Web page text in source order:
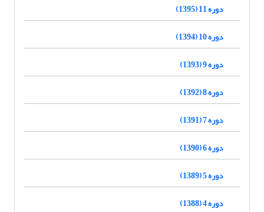
دوره 11 (1395)
دوره 10 (1394)
دوره 9 (1393)
دوره 8 (1392)
دوره 7 (1391)
دوره 6 (1390)
دوره 5 (1389)
دوره 4 (1388)